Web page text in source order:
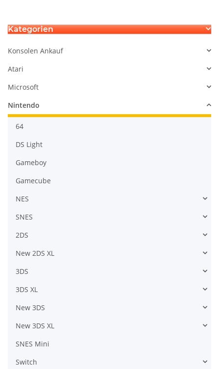
Kategorien
Konsolen Ankauf
Atari
Microsoft
Nintendo
64
DS Light
Gameboy
Gamecube
NES
SNES
2DS
New 2DS XL
3DS
3DS XL
New 3DS
New 3DS XL
SNES Mini
Switch